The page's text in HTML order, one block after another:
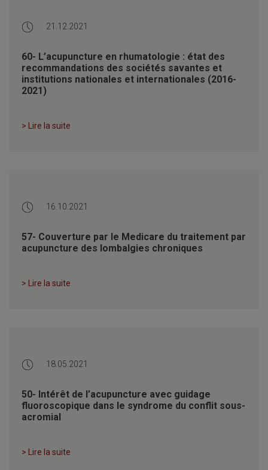
21.12.2021
60- L’acupuncture en rhumatologie : état des
recommandations des sociétés savantes et
institutions nationales et internationales (2016-
2021)
> Lire la suite
16.10.2021
57- Couverture par le Medicare du traitement par
acupuncture des lombalgies chroniques
> Lire la suite
18.05.2021
50- Intérêt de l’acupuncture avec guidage
fluoroscopique dans le syndrome du conflit sous-
acromial
> Lire la suite